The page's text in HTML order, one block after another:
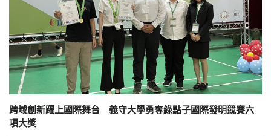
跨域創新躍上國際舞台 義守大學勇奪綠點子國際發明競賽六
項大獎